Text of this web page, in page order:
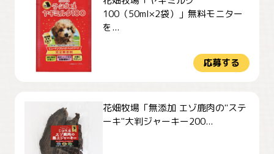
100（50ml×2袋）」無料モニター
を...
応募する
花畑牧場「無添加 エゾ鹿肉の"ステ
ーキ"大判ジャーキー200...